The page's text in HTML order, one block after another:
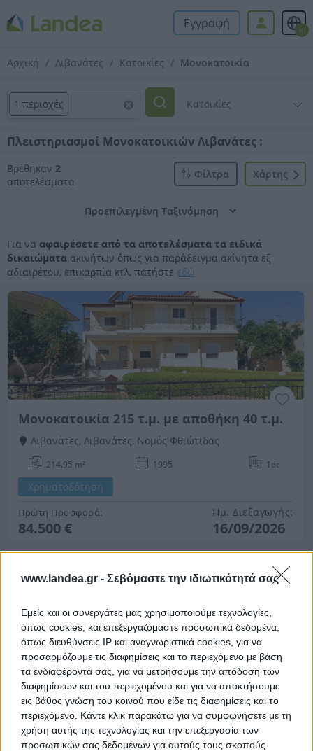
www.landea.gr - Σεβόμαστε την ιδιωτικότητά σας
Εμείς και οι συνεργάτες μας χρησιμοποιούμε τεχνολογίες,
όπως cookies, και επεξεργαζόμαστε προσωπικά δεδομένα,
όπως διευθύνσεις IP και αναγνωριστικά cookies, για να
προσαρμόζουμε τις διαφημίσεις και το περιεχόμενο με βάση
τα ενδιαφέροντά σας, για να μετρήσουμε την απόδοση των
διαφημίσεων και του περιεχομένου και για να αποκτήσουμε
εις βάθος γνώση του κοινού που είδε τις διαφημίσεις και το
περιεχόμενο. Κάντε κλικ παρακάτω για να συμφωνήσετε με τη
χρήση αυτής της τεχνολογίας και την επεξεργασία των
προσωπικών σας δεδομένων για αυτούς τους σκοπούς.
Εγγραφή el
Αρχική Λιβανάτες Κατοικίες Μονοκατοικία
1 περιοχές
Πλειστηριασμοί Μονοκατοικιών Λιβανάτες :
Βρέθηκαν 2
αποτελέσματα
Xάρτης
Φίλτρα
Για να αφαιρέσετε από τα αποτελέσματα τα ειδικά
δικαιώματα ακινήτων όπως για παράδειγμα ακίνητα εξ
αδιαιρέτου, επικαρπία κτλ, πατήστε εδώ
Μονοκατοικία 215 τ.μ. με αποθήκη 40 τ.μ.
Λιβανάτες, Λιβανάτες, Νομός Φθιώτιδας
214.95 m² 1995 1ος
Χρηματοδότηση
Πρώτη Προσφορά:
84.500 €
Ημ. Διεξαγωγής:
16/09/2026
Μονοκατοικία 291 τ.μ.
Λιβανάτες, Λιβανάτες, Νομός Φθιώτιδας
291 m² 1ος